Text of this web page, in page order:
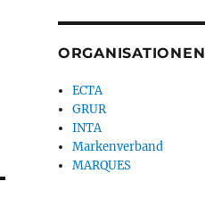
ORGANISATIONEN
ECTA
GRUR
INTA
Markenverband
MARQUES